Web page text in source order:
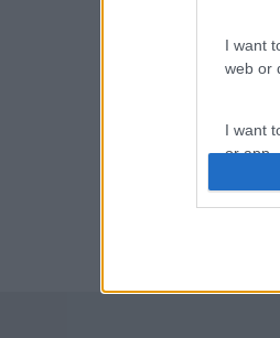
I want
web or
I want
or app.